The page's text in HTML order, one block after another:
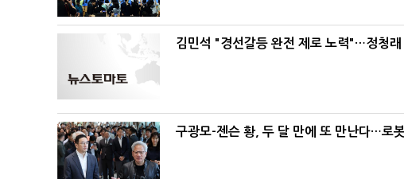
김민석 "경선갈등 완전 제로 노력"…정청
구광모-젠슨 황, 두 달 만에 또 만난다…로봇